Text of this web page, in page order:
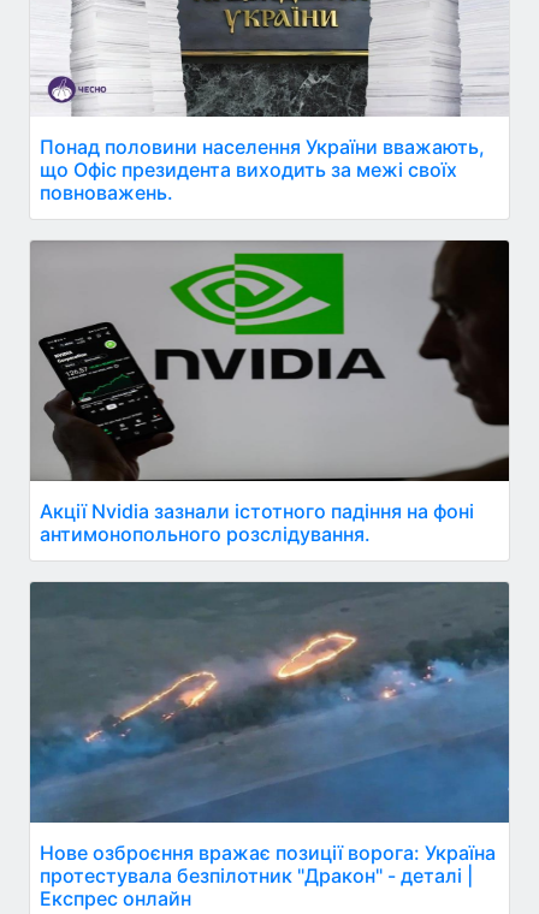
Понад половини населення України вважають,
що Офіс президента виходить за межі своїх
повноважень.
Акції Nvidia зазнали істотного падіння на фоні
антимонопольного розслідування.
Нове озброєння вражає позиції ворога: Україна
протестувала безпілотник "Дракон" - деталі |
Експрес онлайн